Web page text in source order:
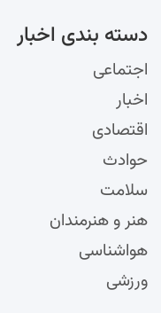
دسته‌ بندی اخبار
اجتماعی
اخبار
اقتصادی
حوادث
سلامت
هنر و هنرمندان
هواشناسی
ورزشی